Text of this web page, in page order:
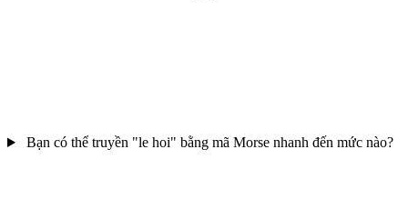
Bạn có thể truyền "le hoi" bằng mã Morse nhanh đến mức nào?